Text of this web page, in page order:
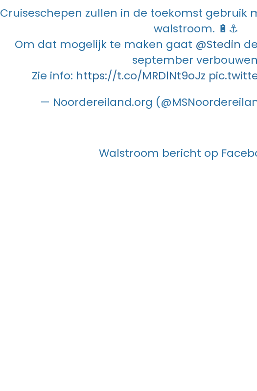
Cruiseschepen zullen in de toekomst gebruik
walstroom. 🔋⚓️
Om dat mogelijk te maken gaat @Stedin
september
Zie info: https://t.co/MRDlNt9oJz
— Noordereiland.org
Walstroom bericht op